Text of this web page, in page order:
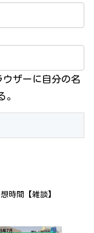
ザーに自分の名
。
時間【雑談】